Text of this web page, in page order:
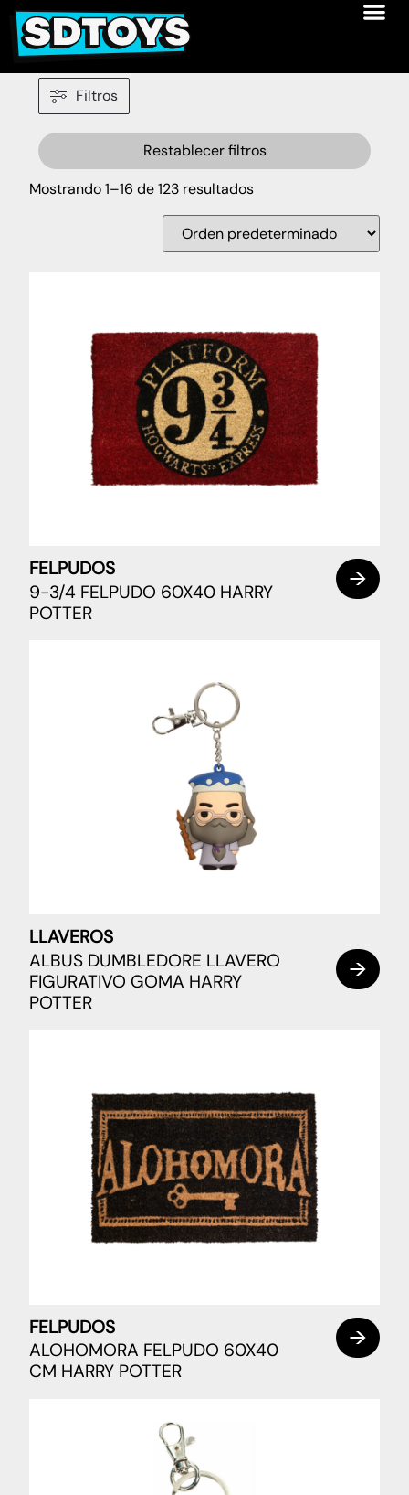
Filtros
Restablecer filtros
Mostrando 1–16 de 123 resultados
FELPUDOS
9-3/4 FELPUDO 60X40 HARRY
POTTER
LLAVEROS
ALBUS DUMBLEDORE LLAVERO
FIGURATIVO GOMA HARRY
POTTER
FELPUDOS
ALOHOMORA FELPUDO 60X40
CM HARRY POTTER